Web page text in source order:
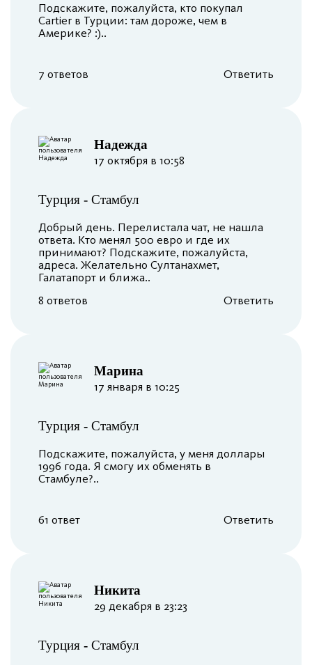
Подскажите, пожалуйста, кто покупал
Cartier в Турции: там дороже, чем в
Америке? :)..
7 ответов Ответить
Надежда
17 октября в 10:58
Турция - Стамбул
Добрый день. Перелистала чат, не нашла
ответа. Кто менял 500 евро и где их
принимают? Подскажите, пожалуйста,
адреса. Желательно Султанахмет,
Галатапорт и ближа..
8 ответов
Ответить
Марина
17 января в 10:25
Турция - Стамбул
Подскажите, пожалуйста, у меня доллары
1996 года. Я смогу их обменять в
Стамбуле?..
61 ответ Ответить
Никита
29 декабря в 23:23
Турция - Стамбул